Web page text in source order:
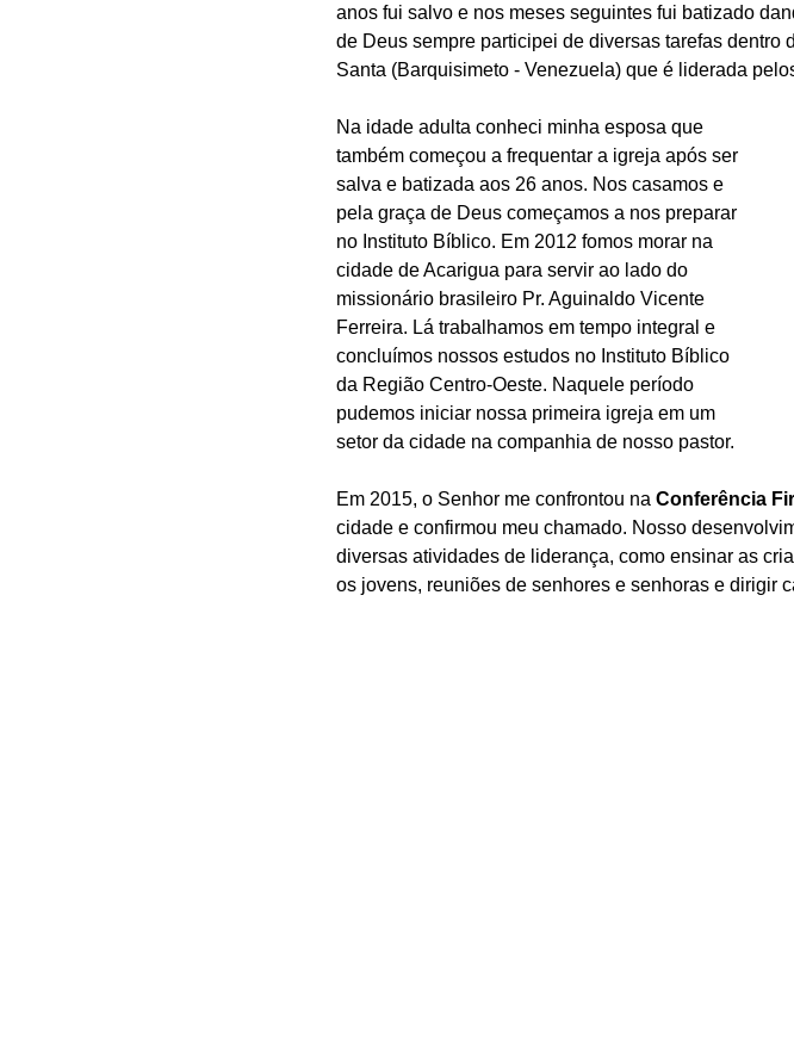
anos fui salvo e nos meses seguintes fui batizado
de Deus sempre participei de diversas tarefas
Santa (Barquisimeto - Venezuela) que é liderada
Na idade adulta conheci minha esposa que
também começou a frequentar a igreja após ser
salva e batizada aos 26 anos. Nos casamos e
pela graça de Deus começamos a nos preparar
no Instituto Bíblico. Em 2012 fomos morar na
cidade de Acarigua para servir ao lado do
missionário brasileiro Pr. Aguinaldo Vicente
Ferreira. Lá trabalhamos em tempo integral e
concluímos nossos estudos no Instituto Bíblico
da Região Centro-Oeste. Naquele período
pudemos iniciar nossa primeira igreja em um
setor da cidade na companhia de nosso pastor.
Em 2015, o Senhor me confrontou na Conferência
cidade e confirmou meu chamado. Nosso
diversas atividades de liderança, como ensinar as
os jovens, reuniões de senhores e senhoras e dirigir